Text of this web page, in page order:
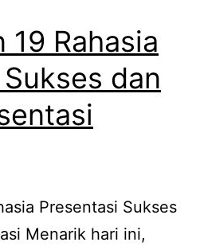
19 Rahasia
dan
Presentasi Sukses
Menarik hari ini,